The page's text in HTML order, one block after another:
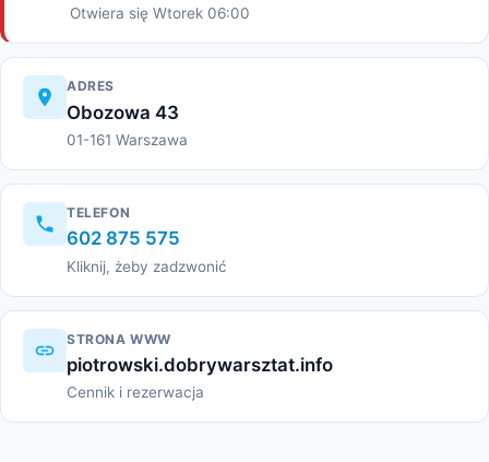
Otwiera się Wtorek 06:00
ADRES
Obozowa 43
01-161 Warszawa
TELEFON
602 875 575
Kliknij, żeby zadzwonić
STRONA WWW
piotrowski.dobrywarsztat.info
Cennik i rezerwacja